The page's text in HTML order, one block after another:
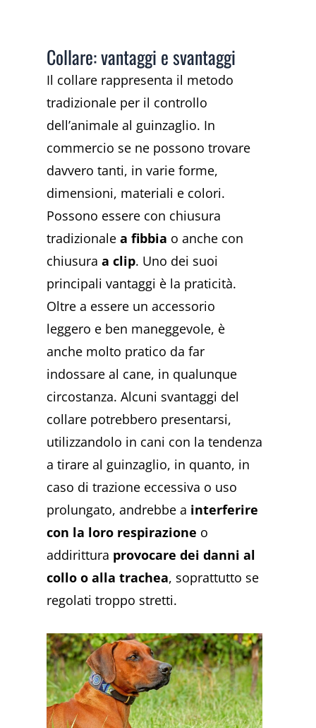
Collare: vantaggi e svantaggi
Il collare rappresenta il metodo
tradizionale per il controllo
dell’animale al guinzaglio. In
commercio se ne possono trovare
davvero tanti, in varie forme,
dimensioni, materiali e colori.
Possono essere con chiusura
tradizionalea fibbia o anche con
chiusuraa clip. Uno dei suoi
principali vantaggi è la praticità.
Oltre a essere un accessorio
leggero e ben maneggevole, è
anche molto pratico da far
indossare al cane, in qualunque
circostanza. Alcuni svantaggi del
collare potrebbero presentarsi,
utilizzandolo in cani con la tendenza
a tirare al guinzaglio, in quanto, in
caso di trazione eccessiva o uso
prolungato, andrebbe a interferire
con la loro respirazione o
addirittura provocare dei danni al
collo o alla trachea, soprattutto se
regolati troppo stretti.